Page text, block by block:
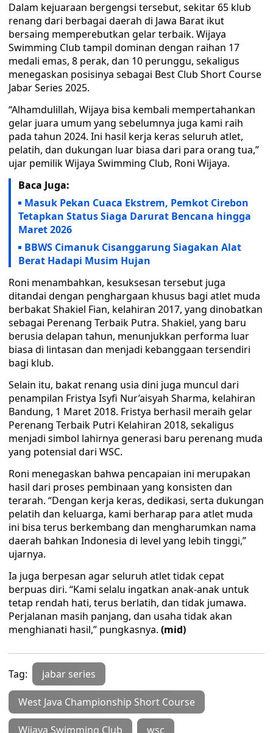
Dalam kejuaraan bergengsi tersebut, sekitar 65 klub
renang dari berbagai daerah di Jawa Barat ikut
bersaing memperebutkan gelar terbaik. Wijaya
Swimming Club tampil dominan dengan raihan 17
medali emas, 8 perak, dan 10 perunggu, sekaligus
menegaskan posisinya sebagai Best Club Short Course
Jabar Series 2025.
“Alhamdulillah, Wijaya bisa kembali mempertahankan
gelar juara umum yang sebelumnya juga kami raih
pada tahun 2024. Ini hasil kerja keras seluruh atlet,
pelatih, dan dukungan luar biasa dari para orang tua,”
ujar pemilik Wijaya Swimming Club, Roni Wijaya.
Baca Juga:
Masuk Pekan Cuaca Ekstrem, Pemkot Cirebon
Tetapkan Status Siaga Darurat Bencana hingga
Maret 2026
BBWS Cimanuk Cisanggarung Siagakan Alat
Berat Hadapi Musim Hujan
Roni menambahkan, kesuksesan tersebut juga
ditandai dengan penghargaan khusus bagi atlet muda
berbakat Shakiel Fian, kelahiran 2017, yang dinobatkan
sebagai Perenang Terbaik Putra. Shakiel, yang baru
berusia delapan tahun, menunjukkan performa luar
biasa di lintasan dan menjadi kebanggaan tersendiri
bagi klub.
Selain itu, bakat renang usia dini juga muncul dari
penampilan Fristya Isyfi Nur’aisyah Sharma, kelahiran
Bandung, 1 Maret 2018. Fristya berhasil meraih gelar
Perenang Terbaik Putri Kelahiran 2018, sekaligus
menjadi simbol lahirnya generasi baru perenang muda
yang potensial dari WSC.
Roni menegaskan bahwa pencapaian ini merupakan
hasil dari proses pembinaan yang konsisten dan
terarah. “Dengan kerja keras, dedikasi, serta dukungan
pelatih dan keluarga, kami berharap para atlet muda
ini bisa terus berkembang dan mengharumkan nama
daerah bahkan Indonesia di level yang lebih tinggi,”
ujarnya.
Ia juga berpesan agar seluruh atlet tidak cepat
berpuas diri. “Kami selalu ingatkan anak-anak untuk
tetap rendah hati, terus berlatih, dan tidak jumawa.
Perjalanan masih panjang, dan usaha tidak akan
menghianati hasil,” pungkasnya. (mid)
Tag: jabar series
West Java Championship Short Course
Wijaya Swimming Club wsc